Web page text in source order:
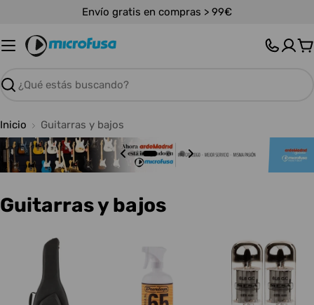
contenido
Envío gratis en compras > 99€
Buscar
Inicio Guitarras y bajos
C
Guitarras y bajos